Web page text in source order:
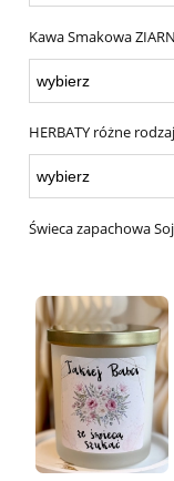
Kawa Smakowa
HERBATY różne
Świeca zapachowa